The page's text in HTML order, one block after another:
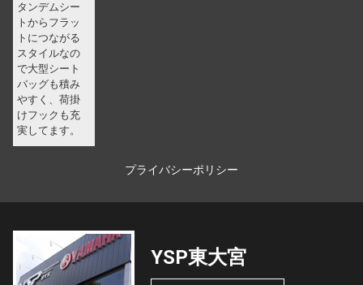
タンデムシー
トからフラッ
トにつながる
スタイルなの
で大型シート
バッグも積み
やすく、荷掛
けフックも充
実してます。
プライバシーポリシー
YSP東大宮